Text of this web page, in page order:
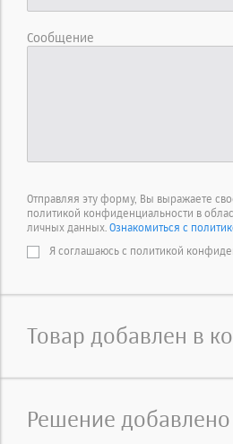
Сообщение
Отправляя эту форму, Вы выражаете
политикой конфиденциальности в
личных данных. Ознакомиться с
Я соглашаюсь с политикой
Товар добавлен в
Решение